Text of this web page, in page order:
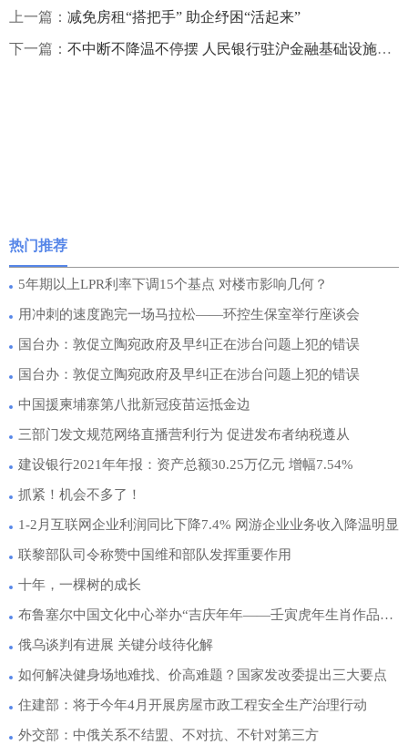
上一篇： 减免房租“搭把手” 助企纾困“活起来”
下一篇： 不中断不降温不停摆 人民银行驻沪金融基础设施机构筑起金融抗疫防线
热门推荐
5年期以上LPR利率下调15个基点 对楼市影响几何？
用冲刺的速度跑完一场马拉松——环控生保室举行座谈会
国台办：敦促立陶宛政府及早纠正在涉台问题上犯的错误
国台办：敦促立陶宛政府及早纠正在涉台问题上犯的错误
中国援柬埔寨第八批新冠疫苗运抵金边
三部门发文规范网络直播营利行为 促进发布者纳税遵从
建设银行2021年年报：资产总额30.25万亿元 增幅7.54%
抓紧！机会不多了！
1-2月互联网企业利润同比下降7.4% 网游企业业务收入降温明显
联黎部队司令称赞中国维和部队发挥重要作用
十年，一棵树的成长
布鲁塞尔中国文化中心举办“吉庆年年——壬寅虎年生肖作品展”
俄乌谈判有进展 关键分歧待化解
如何解决健身场地难找、价高难题？国家发改委提出三大要点
住建部：将于今年4月开展房屋市政工程安全生产治理行动
外交部：中俄关系不结盟、不对抗、不针对第三方